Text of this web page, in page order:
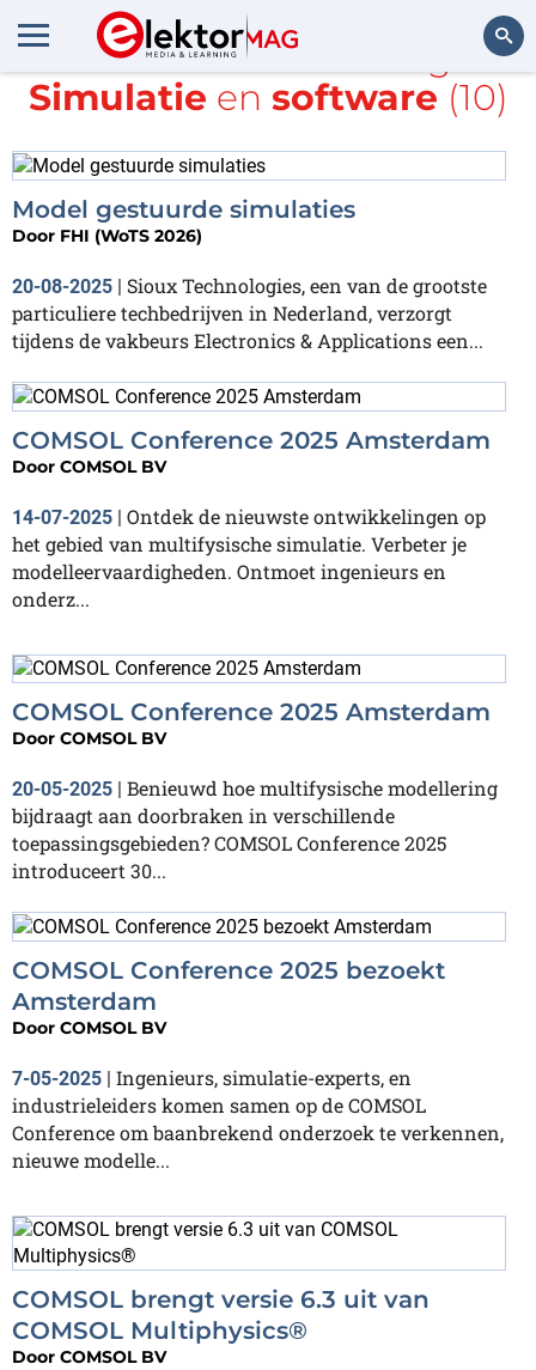
Zoeken
Alle items met de tags
Simulatie en software (10)
Model gestuurde simulaties
Door FHI (WoTS 2026)
20-08-2025 | Sioux Technologies, een van de grootste
particuliere techbedrijven in Nederland, verzorgt
tijdens de vakbeurs Electronics & Applications een...
COMSOL Conference 2025 Amsterdam
Door COMSOL BV
14-07-2025 | Ontdek de nieuwste ontwikkelingen op
het gebied van multifysische simulatie. Verbeter je
modelleervaardigheden. Ontmoet ingenieurs en
onderz...
COMSOL Conference 2025 Amsterdam
Door COMSOL BV
20-05-2025
Benieuwd hoe multifysische modellering
bijdraagt aan doorbraken in verschillende
toepassingsgebieden? COMSOL Conference 2025
introduceert 30...
COMSOL Conference 2025 bezoekt
Amsterdam
Door COMSOL BV
7-05-2025 | Ingenieurs, simulatie-experts, en
industrieleiders komen samen op de COMSOL
Conference om baanbrekend onderzoek te verkennen,
nieuwe modelle...
COMSOL brengt versie 6.3 uit van
COMSOL Multiphysics®
Door COMSOL BV